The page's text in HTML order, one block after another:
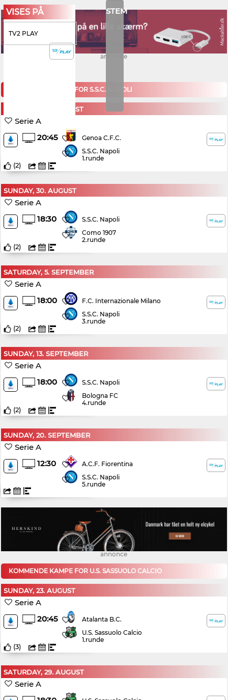
STEM
VISES PÅ
TV2 PLAY
annonce
KOMMENDE KAMPE FOR S.S.C. NAPOLI
SATURDAY, 22. AUGUST
Serie A
20:45
Genoa C.F.C.
S.S.C. Napoli
1.runde
(2)
SUNDAY, 30. AUGUST
Serie A
18:30
S.S.C. Napoli
Como 1907
2.runde
(2)
SATURDAY, 5. SEPTEMBER
Serie A
18:00
F.C. Internazionale Milano
S.S.C. Napoli
3.runde
(2)
SUNDAY, 13. SEPTEMBER
Serie A
18:00
S.S.C. Napoli
Bologna FC
4.runde
(2)
SUNDAY, 20. SEPTEMBER
Serie A
12:30
A.C.F. Fiorentina
S.S.C. Napoli
5.runde
annonce
KOMMENDE KAMPE FOR U.S. SASSUOLO CALCIO
SUNDAY, 23. AUGUST
Serie A
20:45
Atalanta B.C.
U.S. Sassuolo Calcio
1.runde
(3)
SATURDAY, 29. AUGUST
Serie A